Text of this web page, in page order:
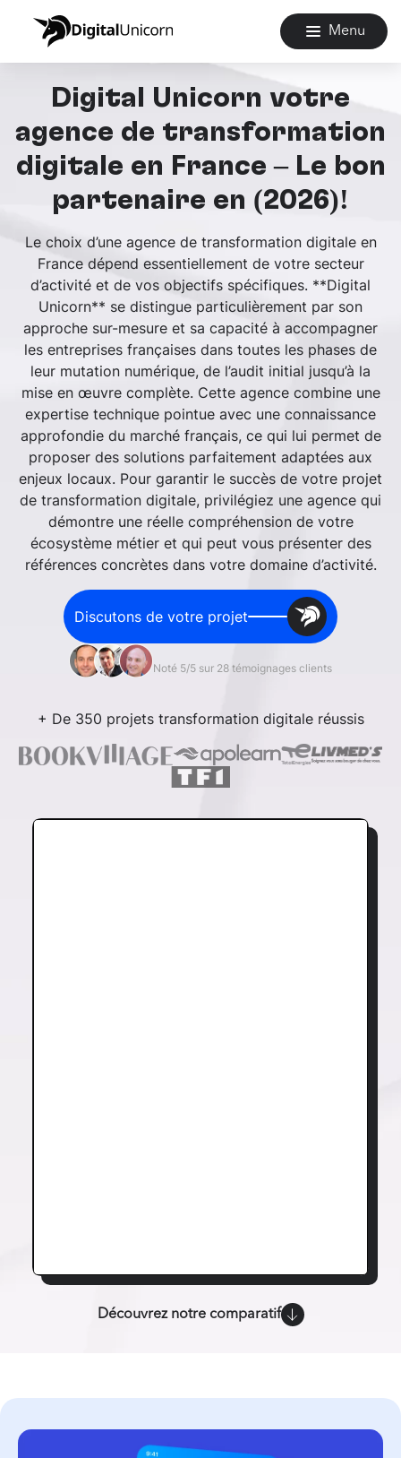
Menu
Digital Unicorn votre
agence de transformation
digitale en France – Le bon
partenaire en (2026)!
Le choix d’une agence de transformation digitale en
France dépend essentiellement de votre secteur
d’activité et de vos objectifs spécifiques. **Digital
Unicorn** se distingue particulièrement par son
approche sur-mesure et sa capacité à accompagner
les entreprises françaises dans toutes les phases de
leur mutation numérique, de l’audit initial jusqu’à la
mise en œuvre complète. Cette agence combine une
expertise technique pointue avec une connaissance
approfondie du marché français, ce qui lui permet de
proposer des solutions parfaitement adaptées aux
enjeux locaux. Pour garantir le succès de votre projet
de transformation digitale, privilégiez une agence qui
démontre une réelle compréhension de votre
écosystème métier et qui peut vous présenter des
références concrètes dans votre domaine d’activité.
Discutons de votre projet
Noté 5/5 sur 28 témoignages clients
+ De 350 projets transformation digitale réussis
Découvrez notre comparatif